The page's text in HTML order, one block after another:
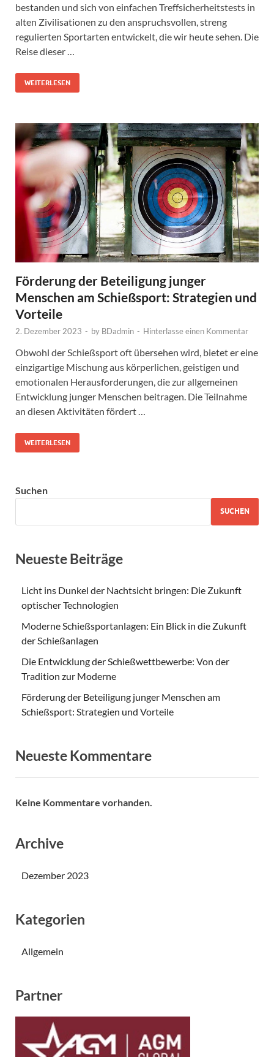
bestanden und sich von einfachen Treffsicherheitstests in
alten Zivilisationen zu den anspruchsvollen, streng
regulierten Sportarten entwickelt, die wir heute sehen. Die
Reise dieser …
WEITERLESEN
Förderung der Beteiligung junger
Menschen am Schießsport: Strategien und
Vorteile
2. Dezember 2023 - by BDadmin - Hinterlasse einen Kommentar
Obwohl der Schießsport oft übersehen wird, bietet er eine
einzigartige Mischung aus körperlichen, geistigen und
emotionalen Herausforderungen, die zur allgemeinen
Entwicklung junger Menschen beitragen. Die Teilnahme
an diesen Aktivitäten fördert …
WEITERLESEN
Suchen
SUCHEN
Neueste Beiträge
Licht ins Dunkel der Nachtsicht bringen: Die Zukunft
optischer Technologien
Moderne Schießsportanlagen: Ein Blick in die Zukunft
der Schießanlagen
Die Entwicklung der Schießwettbewerbe: Von der
Tradition zur Moderne
Förderung der Beteiligung junger Menschen am
Schießsport: Strategien und Vorteile
Neueste Kommentare
Keine Kommentare vorhanden.
Archive
Dezember 2023
Kategorien
Allgemein
Partner